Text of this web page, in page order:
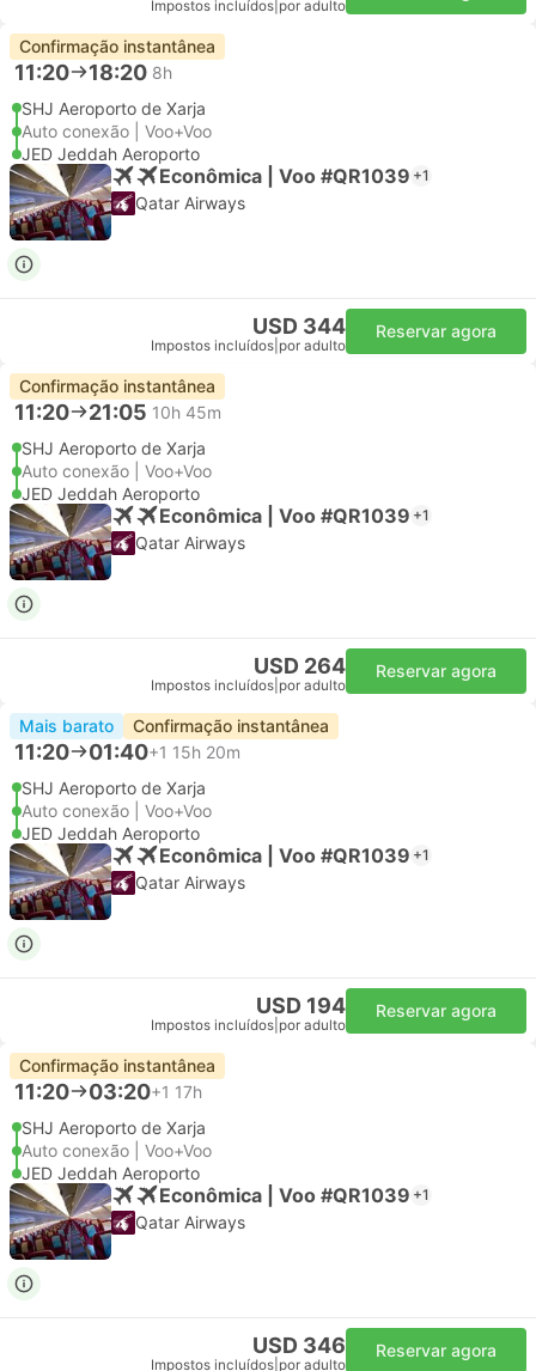
Impostos incluídos por adulto
Confirmação instantânea
11:20 18:20 8h
SHJ Aeroporto de Xarja
Auto conexão | Voo+Voo
JED Jeddah Aeroporto
Econômica | Voo #QR1039 +1
Qatar Airways
USD 344
Impostos incluídos por adulto
Reservar agora
Confirmação instantânea
11:20 21:05 10h 45m
SHJ Aeroporto de Xarja
Auto conexão | Voo+Voo
JED Jeddah Aeroporto
Econômica | Voo #QR1039 +1
Qatar Airways
USD 264
Impostos incluídos por adulto
Reservar agora
Mais barato Confirmação instantânea
11:20 01:40+1 15h 20m
SHJ Aeroporto de Xarja
Auto conexão | Voo+Voo
JED Jeddah Aeroporto
Econômica | Voo #QR1039 +1
Qatar Airways
USD 194
Impostos incluídos por adulto
Reservar agora
Confirmação instantânea
11:20 03:20+1 17h
SHJ Aeroporto de Xarja
Auto conexão | Voo+Voo
JED Jeddah Aeroporto
Econômica | Voo #QR1039 +1
Qatar Airways
USD 346
Impostos incluídos por adulto
Reservar agora